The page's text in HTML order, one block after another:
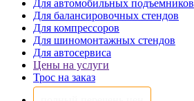
Для автомобильных подъемников
Для балансировочных стендов
Для компрессоров
Для шиномонтажных стендов
Для автосервиса
Цены на услуги
Трос на заказ